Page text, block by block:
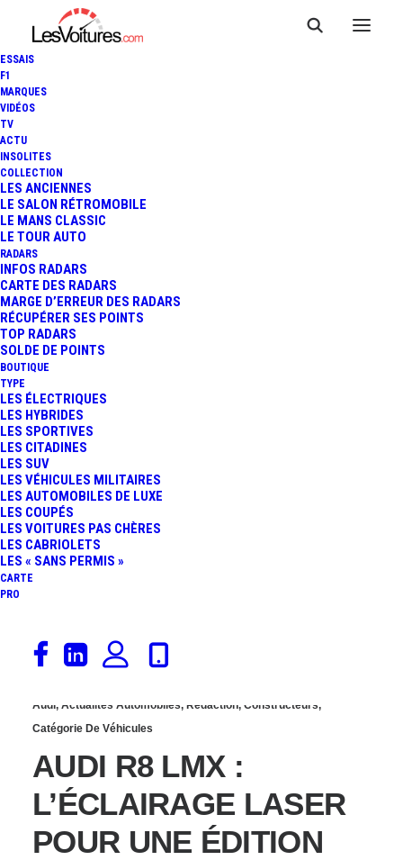
ESSAIS
F1
MARQUES
VIDÉOS
TV
ACTU
INSOLITES
COLLECTION
LES ANCIENNES
LE SALON RÉTROMOBILE
LE MANS CLASSIC
LE TOUR AUTO
RADARS
INFOS RADARS
CARTE DES RADARS
MARGE D’ERREUR DES RADARS
RÉCUPÉRER SES POINTS
TOP RADARS
SOLDE DE POINTS
BOUTIQUE
TYPE
LES ÉLECTRIQUES
LES HYBRIDES
LES SPORTIVES
LES CITADINES
LES SUV
LES VÉHICULES MILITAIRES
LES AUTOMOBILES DE LUXE
LES COUPÉS
LES VOITURES PAS CHÈRES
LES CABRIOLETS
LES « SANS PERMIS »
CARTE
PRO
28 février 2019
AUDI R8 V10 DECENNIUM
: GLOIRE AU V10
Audi, Actualités Automobiles, Rédaction, Constructeurs,
Catégorie De Véhicules
AUDI R8 LMX :
L’ÉCLAIRAGE LASER
POUR UNE ÉDITION